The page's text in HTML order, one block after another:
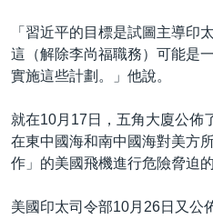
「習近平的目標是試圖主導印
這（解除李尚福職務）可能是
實施這些計劃。」他說。
就在10月17日，五角大廈公佈
在東中國海和南中國海對美方
作」的美國飛機進行危險脅迫
美國印太司令部10月26日又公